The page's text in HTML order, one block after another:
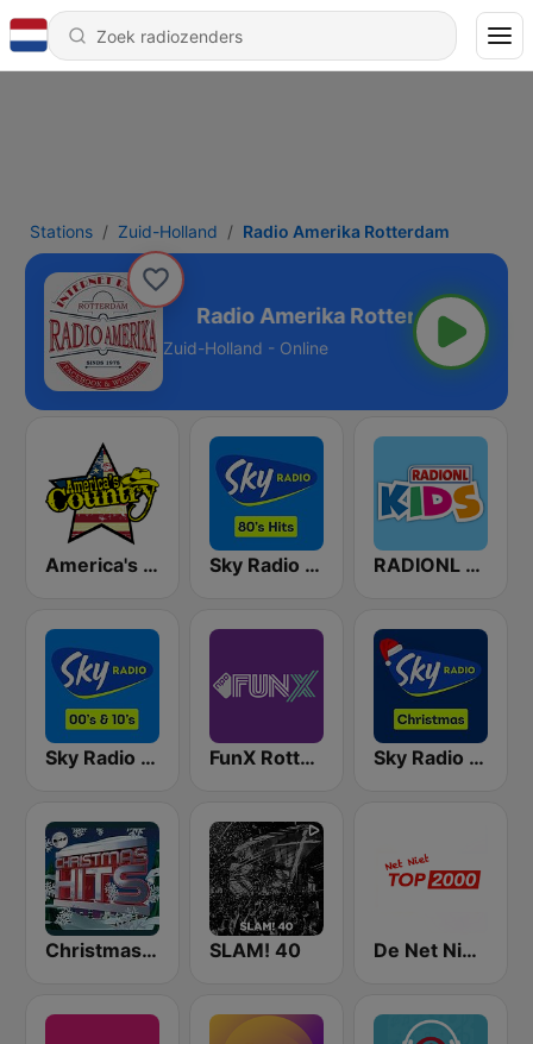
Stations Zuid-Holland Radio Amerika Rotterdam
Rotterdam
Zuid-Holland - Online
America's Country Sky Radio 80's Hits RADIONL Kids
Sky Radio 00's & 10's FunX Rotterdam Sky Radio Christmas
Christmas Hits Kerstradio SLAM! 40 De Net Niet Top 2000